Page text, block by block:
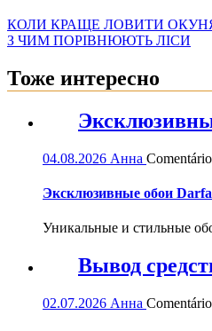
КОЛИ КРАЩЕ ЛОВИТИ
З ЧИМ ПОРІВНЮЮТЬ ЛІСИ
Тоже интересно
04.08.2026 Анна
Эксклюзивные обои
Уникальные и стильные
Вывод
02.07.2026 Анна